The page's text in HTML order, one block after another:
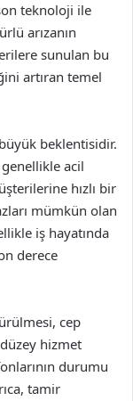
teknoloji ile
arızanın
sunulan bu
artıran temel
beklentisidir.
acil
hızlı bir
mümkün olan
iş hayatında
derece
cep
hizmet
durumu
tamir